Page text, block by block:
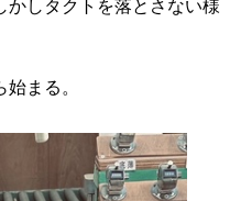
かしタクトを落とさない様
まる。